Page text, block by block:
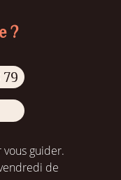
?
79
guider.
de